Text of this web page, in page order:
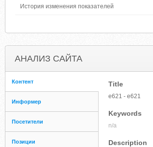
История изменения показателей
АНАЛИЗ САЙТА
Контент
Информер
Посетители
Позиции
Title
e621 - e621
Keywords
n/a
Description